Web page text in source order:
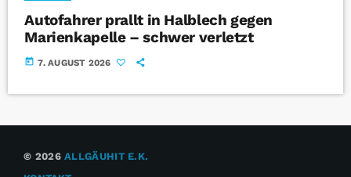
Autofahrer prallt in Halblech gegen
Marienkapelle – schwer verletzt
today 7. AUGUST 2026
© 2026ALLGÄUHIT E.K.